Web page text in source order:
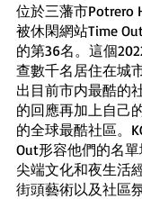
位於三藩市Potrero
被休閑網站Time
的第36名。這個
查數千名居住在城
出目前市内最酷的
的回應再加上自己
的全球最酷社區。
Out形容他們的名單
尖端文化和夜生活
街頭藝術以及社區氛